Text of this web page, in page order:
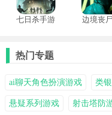
七日杀手游
边境丧
热门专题
ai聊天角色扮演游戏 类
悬疑系列游戏 射击塔防